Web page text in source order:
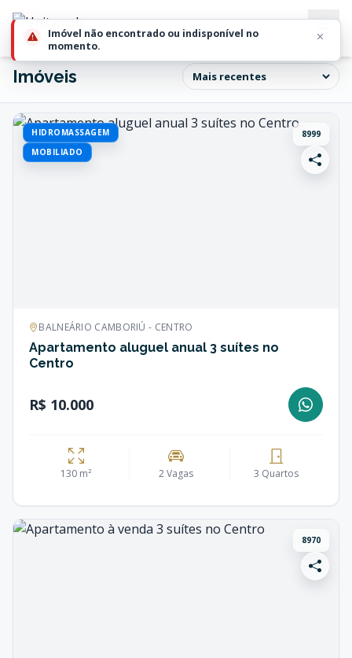
Imóveis
HIDROMASSAGEM
MOBILIADO
8999
BALNEÁRIO CAMBORIÚ - CENTRO
Apartamento aluguel anual 3 suítes no
Centro
R$ 10.000
130 m² 2 Vagas 3 Quartos
8970